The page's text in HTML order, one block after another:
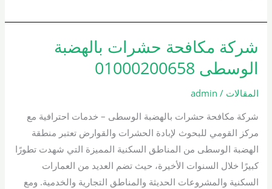
شركة مكافحة حشرات بالهضبة
الوسطى 01000200658
المقالات /
admin
شركة مكافحة حشرات بالهضبة الوسطى – خدمات احترافية مع
مركز القومي للبحوث لإبادة الحشرات والقوارض تعتبر منطقة
الهضبة الوسطى من المناطق السكنية المميزة التي شهدت تطورًا
كبيرًا خلال السنوات الأخيرة، حيث تضم العديد من العمارات
السكنية والمشروعات الحديثة والمناطق التجارية والخدمية. ومع
شركة
مكافحة
حشرات
بالهضبة
01000200658